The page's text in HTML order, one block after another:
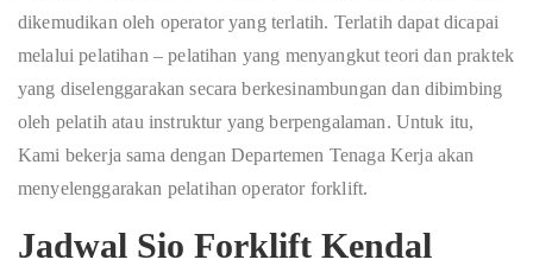
dikemudikan oleh operator yang terlatih. Terlatih dapat dicapai
melalui pelatihan – pelatihan yang menyangkut teori dan praktek
yang diselenggarakan secara berkesinambungan dan dibimbing
oleh pelatih atau instruktur yang berpengalaman. Untuk itu,
Kami bekerja sama dengan Departemen Tenaga Kerja akan
menyelenggarakan pelatihan operator forklift.
Jadwal Sio Forklift Kendal